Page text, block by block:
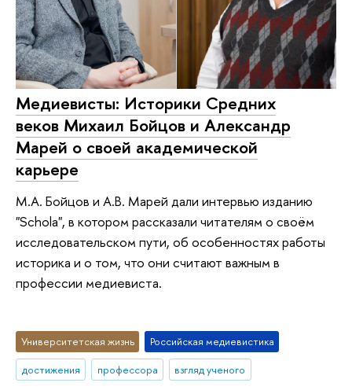
Медиевисты: Историки Средних
веков Михаил Бойцов и Александр
Марей о своей академической
карьере
М.А. Бойцов и А.В. Марей дали интервью изданию
"Schola", в котором рассказали читателям о своём
исследовательском пути, об особенностях работы
историка и о том, что они считают важным в
профессии медиевиста.
Университетская жизнь
Российская медиевистика
достижения
профессора взгляд ученого